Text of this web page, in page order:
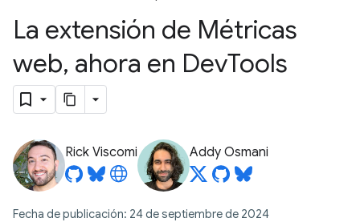
La extensión de Métricas
web, ahora en DevTools
Rick Viscomi Addy Osmani
Fecha de publicación: 24 de septiembre de 2024